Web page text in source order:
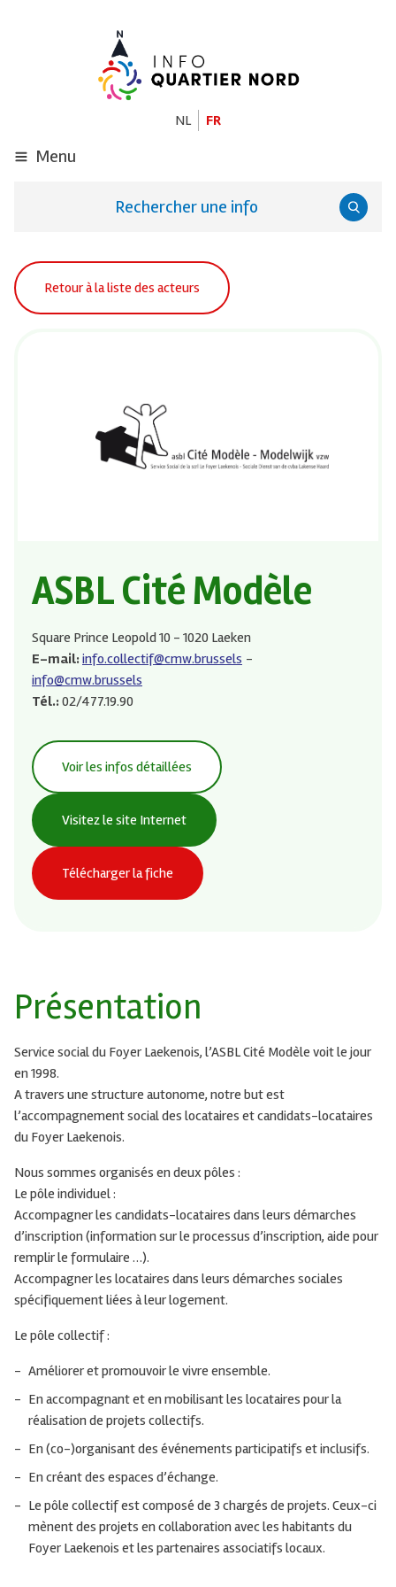
NL FR
Menu
Rechercher une info
Retour à la liste des acteurs
ASBL Cité Modèle
Square Prince Leopold 10 - 1020 Laeken
E-mail: info.collectif@cmw.brussels
info@cmw.brussels
Tél.: 02/477.19.90
Voir les infos détaillées
Visitez le site Internet
Télécharger la fiche
Présentation
Service social du Foyer Laekenois, l’ASBL Cité Modèle voit le jour
en 1998.
A travers une structure autonome, notre but est
l’accompagnement social des locataires et candidats-locataires
du Foyer Laekenois.
Nous sommes organisés en deux pôles :
Le pôle individuel :
Accompagner les candidats-locataires dans leurs démarches
d’inscription (information sur le processus d’inscription, aide pour
remplir le formulaire …).
Accompagner les locataires dans leurs démarches sociales
spécifiquement liées à leur logement.
Le pôle collectif :
Améliorer et promouvoir le vivre ensemble.
En accompagnant et en mobilisant les locataires pour la
réalisation de projets collectifs.
En (co-)organisant des événements participatifs et inclusifs.
En créant des espaces d’échange.
Le pôle collectif est composé de 3 chargés de projets. Ceux-ci
mènent des projets en collaboration avec les habitants du
Foyer Laekenois et les partenaires associatifs locaux.